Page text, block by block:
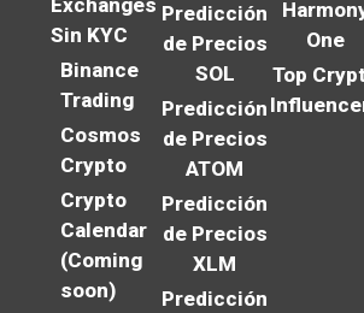
Exchanges
Sin KYC
Binance
Trading
Cosmos
Crypto
Crypto
Calendar
(Coming
soon)
Predicción
de Precios
SOL
Predicción
de Precios
ATOM
Predicción
de Precios
XLM
Predicción
One
Top